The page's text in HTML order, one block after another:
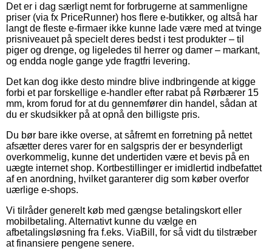
Det er i dag særligt nemt for forbrugerne at sammenligne
priser (via fx PriceRunner) hos flere e-butikker, og altså har
langt de fleste e-firmaer ikke kunne lade være med at tvinge
prisniveauet på specielt deres bedst i test produkter – til
piger og drenge, og ligeledes til herrer og damer – markant,
og endda nogle gange yde fragtfri levering.
Det kan dog ikke desto mindre blive indbringende at kigge
forbi et par forskellige e-handler efter rabat på Rørbærer 15
mm, krom forud for at du gennemfører din handel, sådan at
du er skudsikker på at opnå den billigste pris.
Du bør bare ikke overse, at såfremt en forretning på nettet
afsætter deres varer for en salgspris der er besynderligt
overkommelig, kunne det undertiden være et bevis på en
uægte internet shop. Kortbestillinger er imidlertid indbefattet
af en anordning, hvilket garanterer dig som køber overfor
uærlige e-shops.
Vi tilråder generelt køb med gængse betalingskort eller
mobilbetaling. Alternativt kunne du vælge en
afbetalingsløsning fra f.eks. ViaBill, for så vidt du tilstræber
at finansiere pengene senere.